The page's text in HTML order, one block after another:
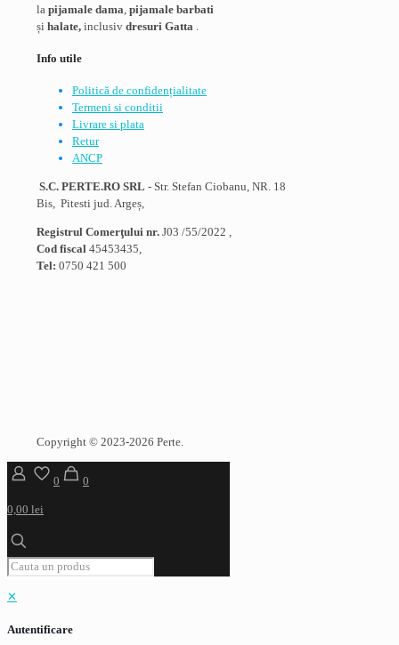
la pijamale dama pijamale barbati
și halate, inclusiv dresuri Gatta
Info utile
Politică de confidențialitate
Termeni si conditii
Livrare si plata
Retur
ANCP
S.C. PERTE.RO SRL - Str. Stefan Ciobanu, NR. 18
Bis, Pitesti jud. Argeș,
Registrul Comerţului nr. J03 /55/2022 ,
Cod fiscal 45453435,
Tel: 0750 421 500
Copyright © 2023-2026 Perte.
0 0
0,00 lei
✕
Autentificare